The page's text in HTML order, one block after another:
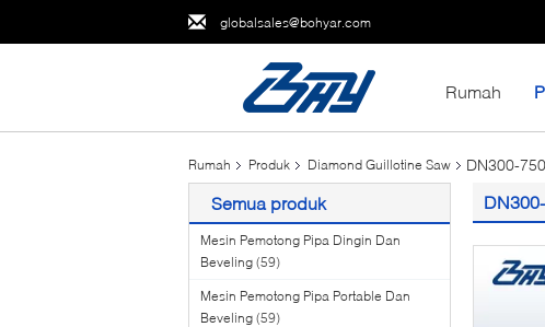
globalsales@bohyar.com
Rumah
Rumah Produk Diamond Guillotine Saw DN300-
Semua produk
Mesin Pemotong Pipa Dingin Dan
Beveling (59)
Mesin Pemotong Pipa Portable Dan
Beveling (59)